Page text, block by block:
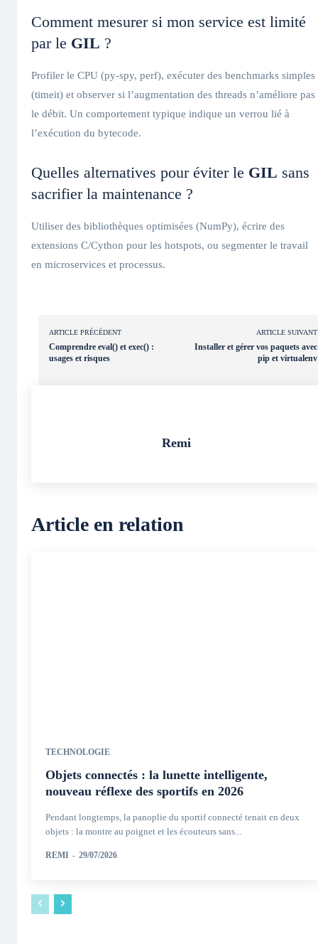
Comment mesurer si mon service est limité
par le GIL ?
Profiler le CPU (py-spy, perf), exécuter des benchmarks simples
(timeit) et observer si l’augmentation des threads n’améliore pas
le débit. Un comportement typique indique un verrou lié à
l’exécution du bytecode.
Quelles alternatives pour éviter le GIL sans
sacrifier la maintenance ?
Utiliser des bibliothèques optimisées (NumPy), écrire des
extensions C/Cython pour les hotspots, ou segmenter le travail
en microservices et processus.
ARTICLE PRÉCÉDENT
Comprendre eval() et exec() :
usages et risques
ARTICLE SUIVANT
Installer et gérer vos paquets avec
pip et virtualenv
Remi
Article en relation
TECHNOLOGIE
Objets connectés : la lunette intelligente,
nouveau réflexe des sportifs en 2026
Pendant longtemps, la panoplie du sportif connecté tenait en deux
objets : la montre au poignet et les écouteurs sans...
REMI - 29/07/2026